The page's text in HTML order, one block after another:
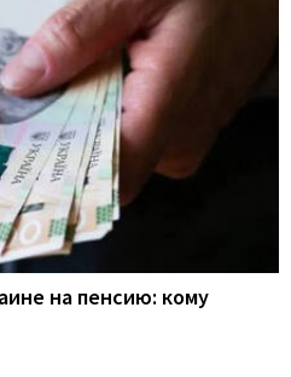
на пенсию: кому